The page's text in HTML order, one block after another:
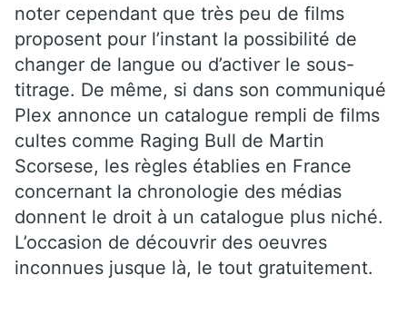
noter cependant que très peu de films
proposent pour l’instant la possibilité de
changer de langue ou d’activer le sous-
titrage. De même, si dans son communiqué
Plex annonce un catalogue rempli de films
cultes comme Raging Bull de Martin
Scorsese, les règles établies en France
concernant la chronologie des médias
donnent le droit à un catalogue plus niché.
L’occasion de découvrir des oeuvres
inconnues jusque là, le tout gratuitement.